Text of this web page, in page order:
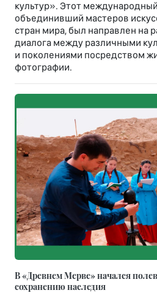
культур». Этот
объединивший мастеров
стран мира, был направлен на
диалога между различными
и поколениями посредством
фотографии.
В «Древнем Мерве» начался
сохранению наследия